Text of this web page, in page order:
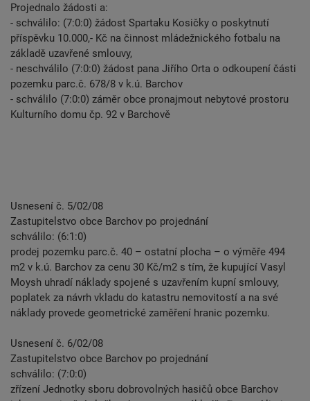
Projednalo žádosti a:
- schválilo: (7:0:0) žádost Spartaku Kosičky o poskytnutí
příspěvku 10.000,- Kč na činnost mládežnického fotbalu na
základě uzavřené smlouvy,
- neschválilo (7:0:0) žádost pana Jiřího Orta o odkoupení části
pozemku parc.č. 678/8 v k.ú. Barchov
- schválilo (7:0:0) záměr obce pronajmout nebytové prostoru
Kulturního domu čp. 92 v Barchově
Usnesení č. 5/02/08
Zastupitelstvo obce Barchov po projednání
schválilo: (6:1:0)
prodej pozemku parc.č. 40 – ostatní plocha – o výměře 494
m2 v k.ú. Barchov za cenu 30 Kč/m2 s tím, že kupující Vasyl
Moysh uhradí náklady spojené s uzavřením kupní smlouvy,
poplatek za návrh vkladu do katastru nemovitostí a na své
náklady provede geometrické zaměření hranic pozemku.
Usnesení č. 6/02/08
Zastupitelstvo obce Barchov po projednání
schválilo: (7:0:0)
zřízení Jednotky sboru dobrovolných hasičů obce Barchov